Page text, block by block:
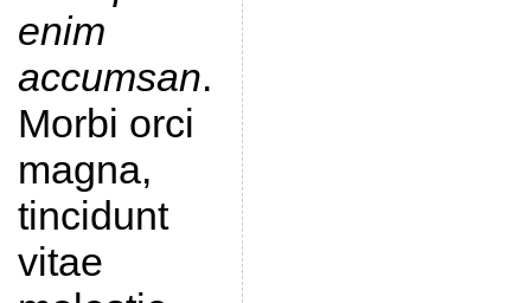
enim
accumsan.
Morbi orci
magna,
tincidunt
vitae